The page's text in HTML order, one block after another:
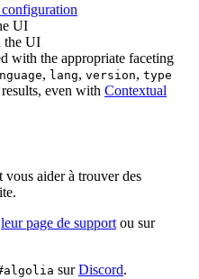
UI
the UI
with the appropriate faceting
, lang, version, type
even with Contextual
aider à trouver des
leur page de support ou sur
surDiscord.